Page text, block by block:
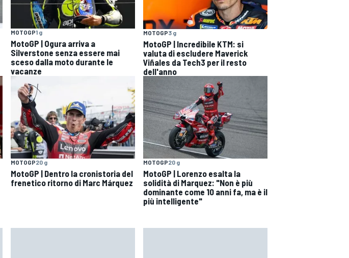
MOTOGP1 g
MotoGP | Ogura arriva a
Silverstone senza essere mai
sceso dalla moto durante le
vacanze
MOTOGP3 g
MotoGP | Incredibile KTM: si
valuta di escludere Maverick
Viñales da Tech3 per il resto
dell'anno
MOTOGP20 g
MotoGP | Dentro la cronistoria del
frenetico ritorno di Marc Márquez
MOTOGP20 g
MotoGP | Lorenzo esalta la
solidità di Marquez: "Non è più
dominante come 10 anni fa, ma è il
più intelligente"